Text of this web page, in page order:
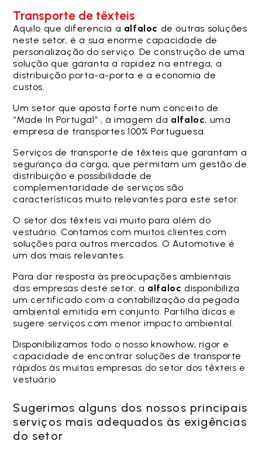
Transporte de têxteis
Aquilo que diferencia a alfaloc de outras soluções
neste setor, é a sua enorme capacidade de
personalização do serviço. De construção de uma
solução que garanta a rapidez na entrega, a
distribuição porta-a-porta e a economia de
custos.
Um setor que aposta forte num conceito de
“Made In Portugal” , à imagem da alfaloc, uma
empresa de transportes 100% Portuguesa.
Serviços de transporte de têxteis que garantam a
segurança da carga, que permitam um gestão de
distribuição e possibilidade de
complementaridade de serviços são
características muito relevantes para este setor.
O setor dos têxteis vai muito para além do
vestuário. Contamos com muitos clientes com
soluções para outros mercados. O Automotive é
um dos mais relevantes.
Para dar resposta às preocupações ambientais
das empresas deste setor, a alfaloc disponibiliza
um certificado com a contabilização da pegada
ambiental emitida em conjunto. Partilha dicas e
sugere serviços com menor impacto ambiental.
Disponibilizamos todo o nosso knowhow, rigor e
capacidade de encontrar soluções de transporte
rápidos às muitas empresas do setor dos têxteis e
vestuário
Sugerimos alguns dos nossos principais
serviços mais adequados às exigências
do setor